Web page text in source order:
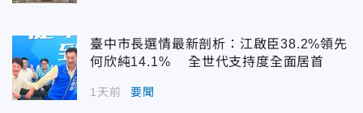
臺中市長選情最新剖析：江啟臣38.2%領先
何欣純14.1% 全世代支持度全面居首
1天前 要聞